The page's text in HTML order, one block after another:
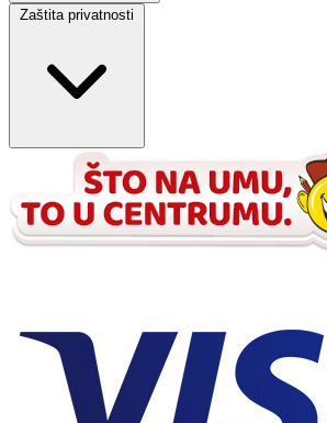
Zaštita privatnosti